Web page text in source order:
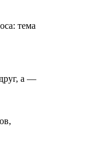
тема
а —